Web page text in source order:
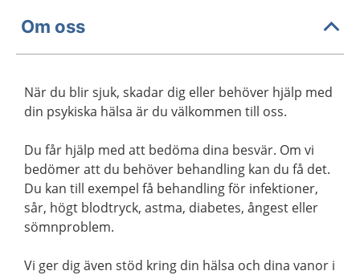
Om oss
När du blir sjuk, skadar dig eller behöver hjälp med
din psykiska hälsa är du välkommen till oss.
Du får hjälp med att bedöma dina besvär. Om vi
bedömer att du behöver behandling kan du få det.
Du kan till exempel få behandling för infektioner,
sår, högt blodtryck, astma, diabetes, ångest eller
sömnproblem.
Vi ger dig även stöd kring din hälsa och dina vanor i